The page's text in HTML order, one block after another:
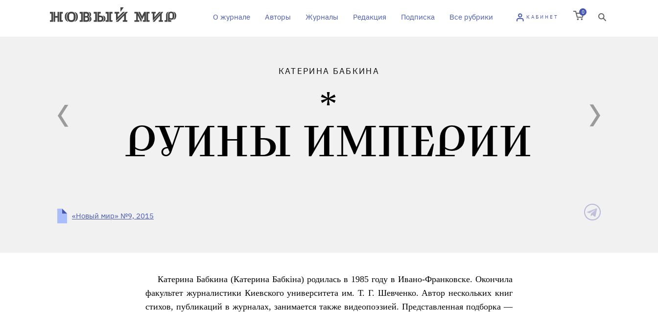
О журнале Авторы Журналы Редакция Подписка Все рубрики КАБИНЕТ
0
КАТЕРИНА БАБКИНА
РУИНЫ ИМПЕРИИ
«Новый мир» №9, 2015
Катерина Бабкина (Катерина Бабкіна) родилась в 1985 году в Ивано-Франковске. Окончила
факультет журналистики Киевского университета им. Т. Г. Шевченко. Автор нескольких книг
стихов, публикаций в журналах, занимается также видеопоэзией. Представленная подборка —